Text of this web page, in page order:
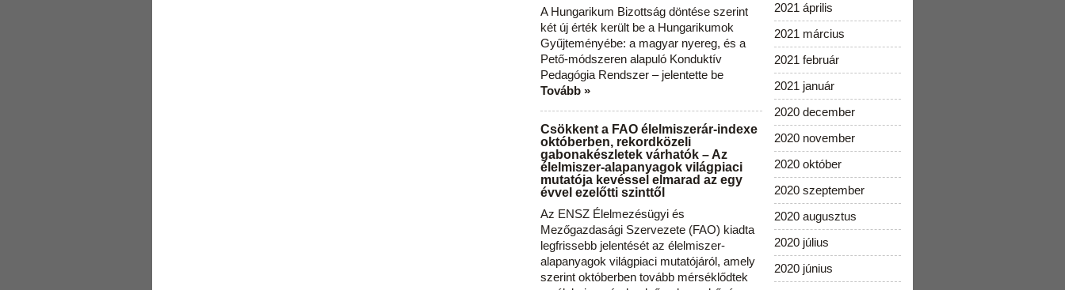
A Hungarikum Bizottság döntése szerint
két új érték került be a Hungarikumok
Gyűjteményébe: a magyar nyereg, és a
Pető-módszeren alapuló Konduktív
Pedagógia Rendszer – jelentette be
Tovább »
Csökkent a FAO élelmiszerár-indexe
októberben, rekordközeli
gabonakészletek várhatók – Az
élelmiszer-alapanyagok világpiaci
mutatója kevéssel elmarad az egy
évvel ezelőtti szinttől
Az ENSZ Élelmezésügyi és
Mezőgazdasági Szervezete (FAO) kiadta
legfrissebb jelentését az élelmiszer-
alapanyagok világpiaci mutatójáról, amely
szerint októberben tovább mérséklődtek
2021 április
2021 március
2021 február
2021 január
2020 december
2020 november
2020 október
2020 szeptember
2020 augusztus
2020 július
2020 június